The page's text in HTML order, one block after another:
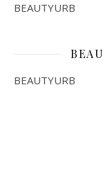
BEAUTYURB
BEAUTYURB